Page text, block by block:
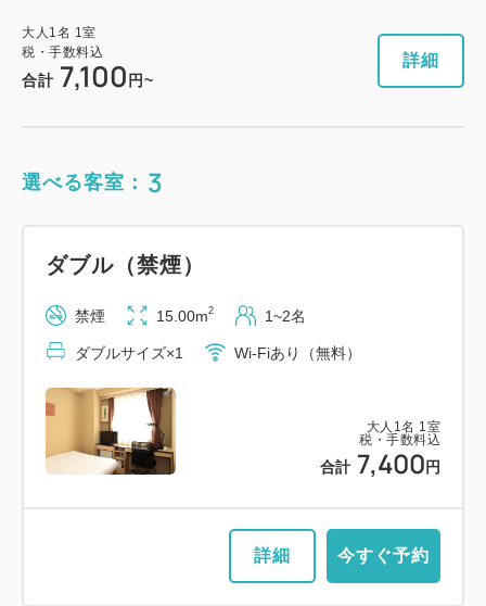
大人 1 名 1 室
税・手数料込
合計 7,100 円~
詳細
選べる客室： 3
大人 1 名 1 室
税・手数料込
合計 7,400 円
ダブル（禁煙）
禁煙 15.00m2 1~2名
ダブルサイズ×1 Wi-Fiあり（無料）
詳細 今すぐ予約